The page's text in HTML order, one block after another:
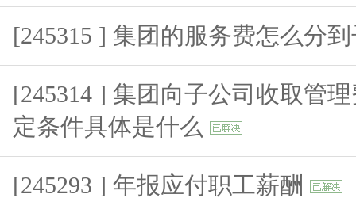
[245315 ] 集团的服务费怎么分
[245314 ] 集团向子公司收取管
定条件具体是什么
[245293 ] 年报应付职工薪酬